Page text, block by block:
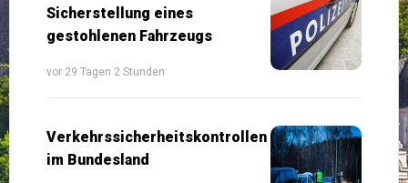
Sicherstellung eines
gestohlenen Fahrzeugs
vor 29 Tagen 2 Stunden
Verkehrssicherheitskontrollen
im Bundesland